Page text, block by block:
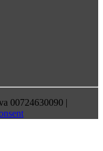
00724630090 |